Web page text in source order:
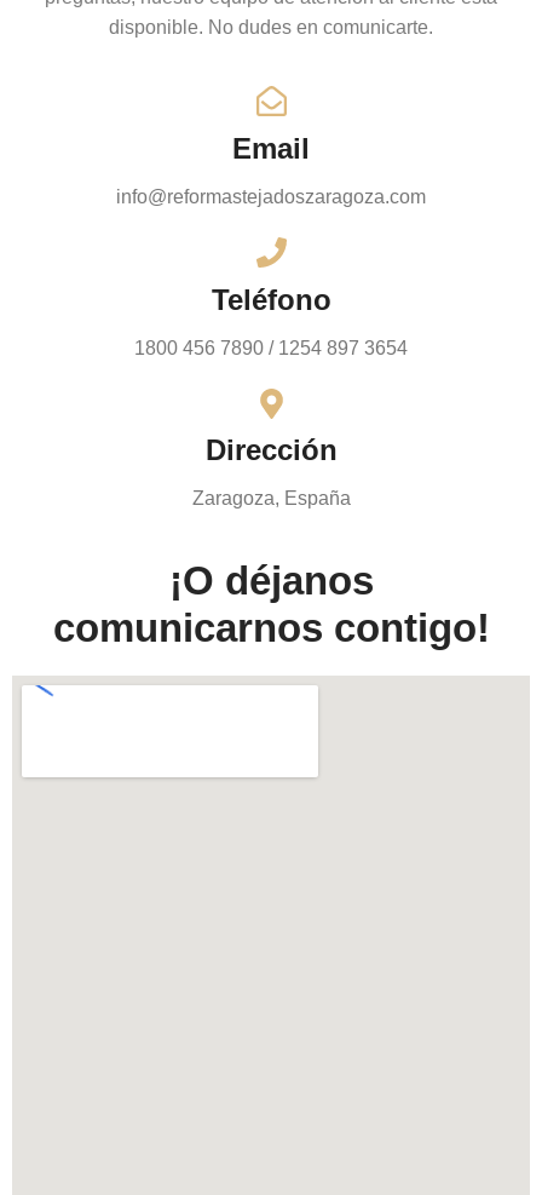
disponible. No dudes en comunicarte.
Email
info@reformastejadoszaragoza.com
Teléfono
1800 456 7890 / 1254 897 3654
Dirección
Zaragoza, España
¡O déjanos
comunicarnos contigo!